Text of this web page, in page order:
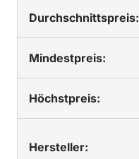
Durchschnittspreis:
Mindestpreis:
Höchstpreis:
Hersteller: